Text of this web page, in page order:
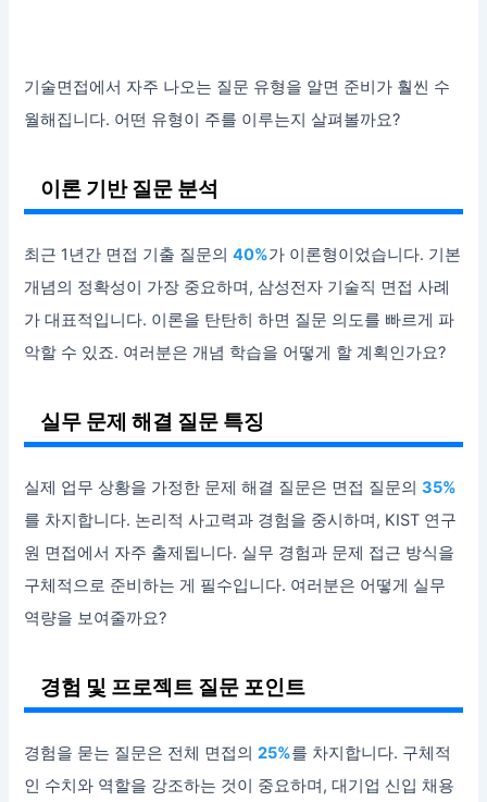
기술면접에서 자주 나오는 질문 유형을 알면 준비가 훨씬 수
월해집니다. 어떤 유형이 주를 이루는지 살펴볼까요?
이론 기반 질문 분석
최근 1년간 면접 기출 질문의40%가 이론형이었습니다. 기본
개념의 정확성이 가장 중요하며, 삼성전자 기술직 면접 사례
가 대표적입니다. 이론을 탄탄히 하면 질문 의도를 빠르게 파
악할 수 있죠. 여러분은 개념 학습을 어떻게 할 계획인가요?
실무 문제 해결 질문 특징
실제 업무 상황을 가정한 문제 해결 질문은 면접 질문의35%
를 차지합니다. 논리적 사고력과 경험을 중시하며, KIST 연구
원 면접에서 자주 출제됩니다. 실무 경험과 문제 접근 방식을
구체적으로 준비하는 게 필수입니다. 여러분은 어떻게 실무
역량을 보여줄까요?
경험 및 프로젝트 질문 포인트
경험을 묻는 질문은 전체 면접의25%를 차지합니다. 구체적
인 수치와 역할을 강조하는 것이 중요하며, 대기업 신입 채용